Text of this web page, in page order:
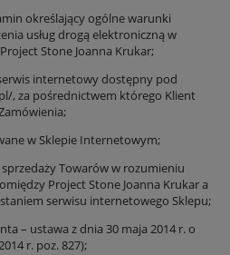
określający ogólne warunki
usług drogą elektroniczną w
Stone Joanna Krukar;
internetowy dostępny pod
, za pośrednictwem którego Klient
w Sklepie Internetowym;
Towarów w rozumieniu
Project Stone Joanna Krukar a
serwisu internetowego Sklepu;
– ustawa z dnia 30 maja 2014 r. o
r. poz. 827);